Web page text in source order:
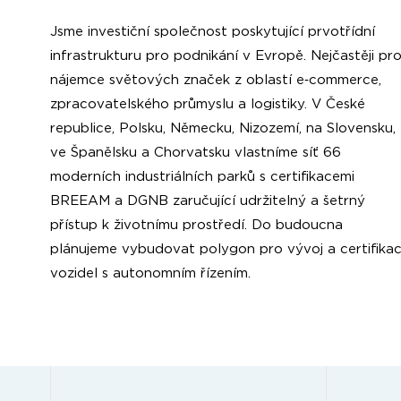
Jsme investiční společnost poskytující prvotřídní
infrastrukturu pro podnikání v Evropě. Nejčastěji pro
nájemce světových značek z oblastí e‑commerce,
zpracovatelského průmyslu a logistiky. V České
republice, Polsku, Německu, Nizozemí, na Slovensku,
ve Španělsku a Chorvatsku vlastníme síť 66
moderních industriálních parků s certifikacemi
BREEAM a DGNB zaručující udržitelný a šetrný
přístup k životnímu prostředí. Do budoucna
plánujeme vybudovat polygon pro vývoj a
vozidel s autonomním řízením.